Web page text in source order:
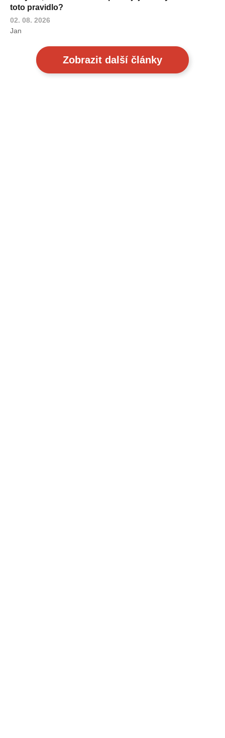
toto pravidlo?
02. 08. 2026
Jan
Zobrazit další články